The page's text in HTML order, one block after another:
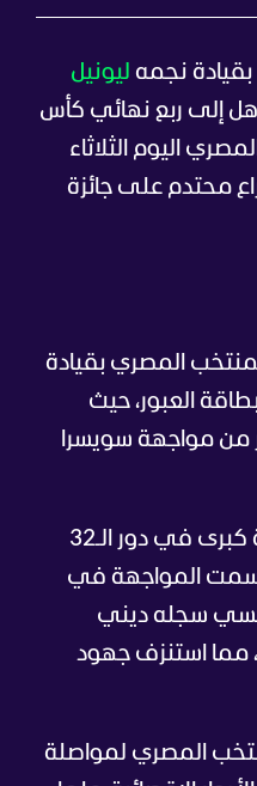
بقيادة نجمه ليونيل
إلى ربع نهائي كأس
اليوم الثلاثاء
محتدم على جائزة
المصري بقيادة
بطاقة العبور، حيث
من مواجهة سويسرا
من مفاجأة كبرى في دور الـ32
حسمت المواجهة في
سجله ديني
مما استنزف جهود
المصري لمواصلة